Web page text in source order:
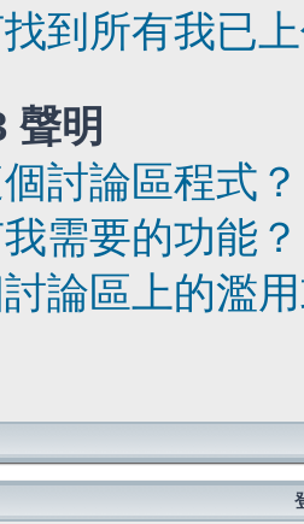
到所有我已
聲明
討論區程式？
需要的功能？
論區上的濫